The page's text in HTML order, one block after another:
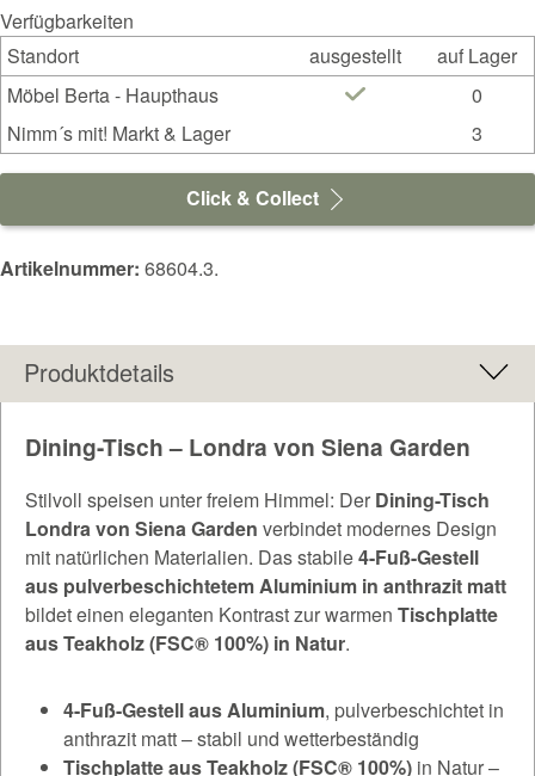
Verfügbarkeiten
Standort
ausgestellt
auf Lager
Möbel Berta - Haupthaus
0
Nimm´s mit! Markt & Lager
3
Click & Collect
Artikelnummer: 68604.3.
Produktdetails
Dining-Tisch – Londra von Siena Garden
Stilvoll speisen unter freiem Himmel: Der Dining-Tisch
Londra von Siena Garden verbindet modernes Design
mit natürlichen Materialien. Das stabile4-Fuß-Gestell
aus pulverbeschichtetem Aluminium in anthrazit matt
bildet einen eleganten Kontrast zur warmen Tischplatte
aus Teakholz (FSC® 100%) in Natur.
4-Fuß-Gestell aus Aluminium, pulverbeschichtet in
anthrazit matt – stabil und wetterbeständig
Tischplatte aus Teakholz (FSC® 100%) in Natur –